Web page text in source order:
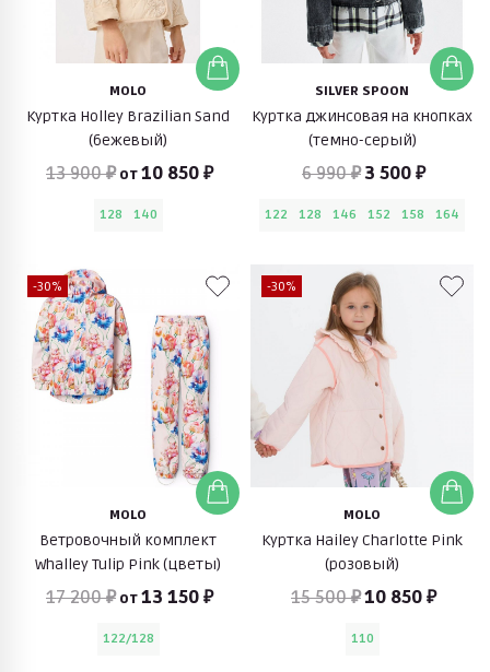
MOLO
Куртка Holley Brazilian Sand
(бежевый)
13 900 ₽ от10 850 ₽
128 140
SILVER SPOON
Куртка джинсовая на кнопках
(темно-серый)
6 990 ₽3 500 ₽
122 128 146 152 158 164
-30%
MOLO
Ветровочный комплект
Whalley Tulip Pink (цветы)
17 200 ₽ от13 150 ₽
122/128
-30%
MOLO
Куртка Hailey Charlotte Pink
(розовый)
15 500 ₽10 850 ₽
110